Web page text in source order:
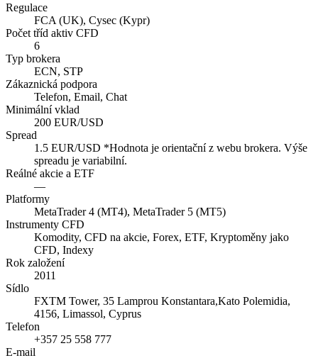
Regulace
FCA (UK), Cysec (Kypr)
Počet tříd aktiv CFD
6
Typ brokera
ECN, STP
Zákaznická podpora
Telefon, Email, Chat
Minimální vklad
200 EUR/USD
Spread
1.5 EUR/USD *Hodnota je orientační z webu brokera. Výše
spreadu je variabilní.
Reálné akcie a ETF
—
Platformy
MetaTrader 4 (MT4), MetaTrader 5 (MT5)
Instrumenty CFD
Komodity, CFD na akcie, Forex, ETF, Kryptoměny jako
CFD, Indexy
Rok založení
2011
Sídlo
FXTM Tower, 35 Lamprou Konstantara,Kato Polemidia,
4156, Limassol, Cyprus
Telefon
+357 25 558 777
E-mail